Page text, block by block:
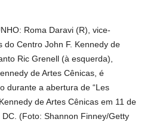
Roma Daravi (R), vice-
do Centro John F. Kennedy de
Ric Grenell (à esquerda),
de Artes Cênicas, é
durante a abertura de “Les
de Artes Cênicas em 11 de
(Foto: Shannon Finney/Getty